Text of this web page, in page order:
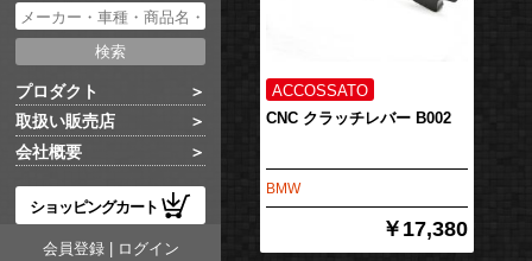
プロダクト
取扱い販売店
会社概要
ショッピングカート
会員登録| ログイン
CNC クラッチレバー B002
BMW
￥17,380